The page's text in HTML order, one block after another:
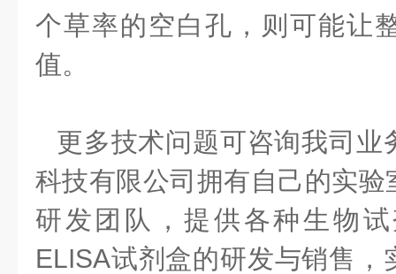
个草率的空白孔，则可能让
值。
更多技术问题可咨询我司业
科技有限公司拥有自己的实
研发团队，提供各种生物
ELISA试剂盒的研发与销售，